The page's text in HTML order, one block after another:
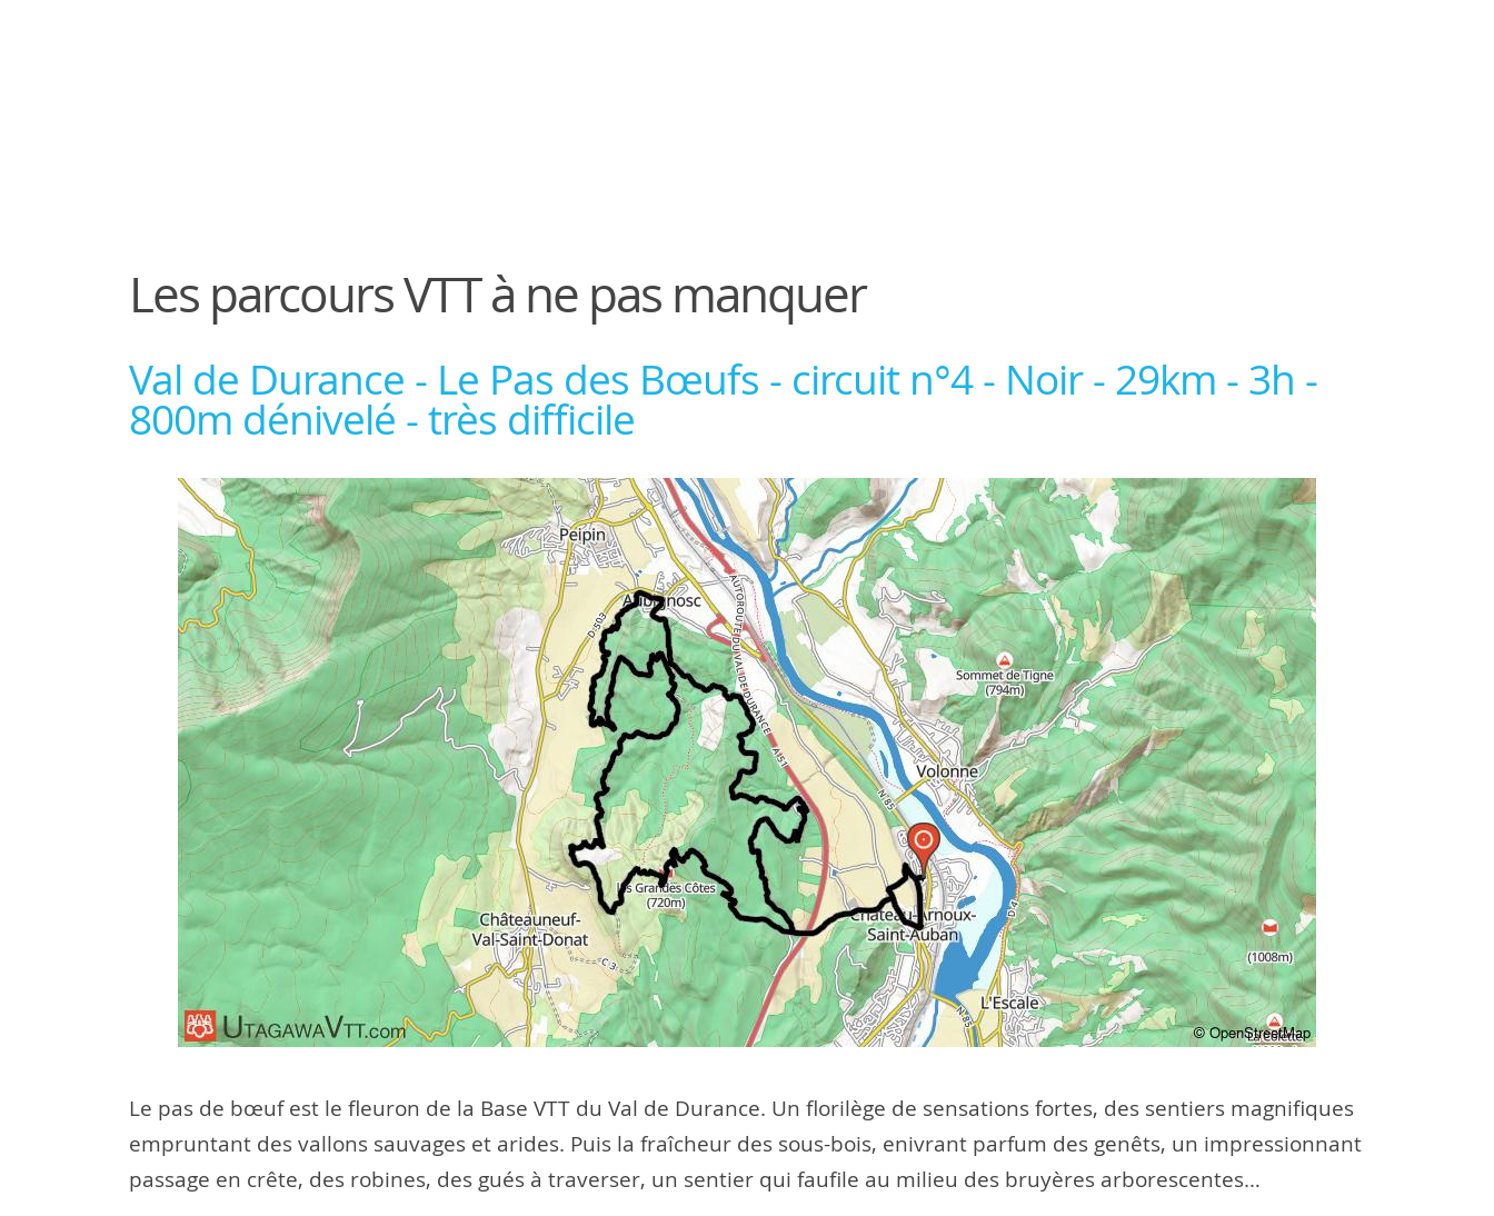
Les parcours VTT à ne pas manquer
Val de Durance - Le Pas des Bœufs - circuit n°4 - Noir - 29km - 3h -
800m dénivelé - très difficile
Le pas de bœuf est le fleuron de la Base VTT du Val de Durance. Un florilège de sensations fortes, des sentiers magnifiques
empruntant des vallons sauvages et arides. Puis la fraîcheur des sous-bois, enivrant parfum des genêts, un impressionnant
passage en crête, des robines, des gués à traverser, un sentier qui faufile au milieu des bruyères arborescentes…